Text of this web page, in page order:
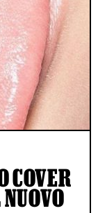
COVER